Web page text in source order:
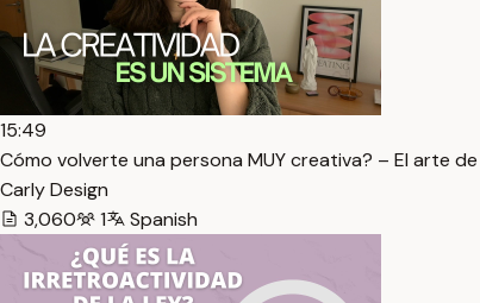
15:49
Cómo volverte una persona MUY creativa? – El arte
Carly Design
3,060
1 Spanish